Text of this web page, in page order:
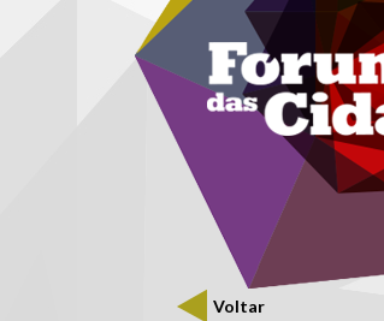
Passar para o conteúdo principalMenu secundário
Voltar